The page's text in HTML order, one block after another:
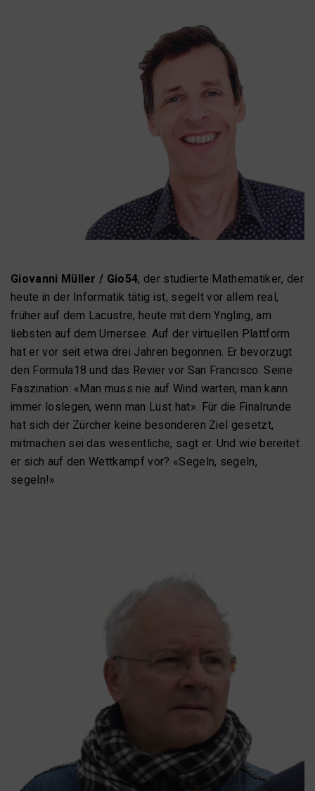
Giovanni Müller / Gio54, der studierte Mathematiker, der
heute in der Informatik tätig ist, segelt vor allem real,
früher auf dem Lacustre, heute mit dem Yngling, am
liebsten auf dem Urnersee. Auf der virtuellen Plattform
hat er vor seit etwa drei Jahren begonnen. Er bevorzugt
den Formula18 und das Revier vor San Francisco. Seine
Faszination: «Man muss nie auf Wind warten, man kann
immer loslegen, wenn man Lust hat». Für die Finalrunde
hat sich der Zürcher keine besonderen Ziel gesetzt,
mitmachen sei das wesentliche, sagt er. Und wie bereitet
er sich auf den Wettkampf vor? «Segeln, segeln,
segeln!»